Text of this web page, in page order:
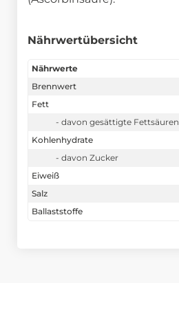
Nährwertübersicht
Nährwerte
Brennwert
Fett
- davon gesättigte Fettsäuren
Kohlenhydrate
- davon Zucker
Eiweiß
Salz
Ballaststoffe